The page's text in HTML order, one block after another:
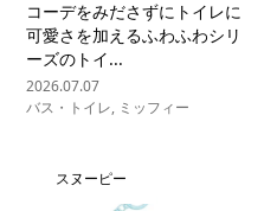
コーデをみださずにトイレに
可愛さを加えるふわふわシリ
ーズのトイ...
2026.07.07
バス・トイレ, ミッフィー
スヌーピー